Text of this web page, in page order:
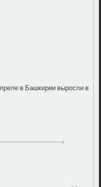
в Башкирии выросли в